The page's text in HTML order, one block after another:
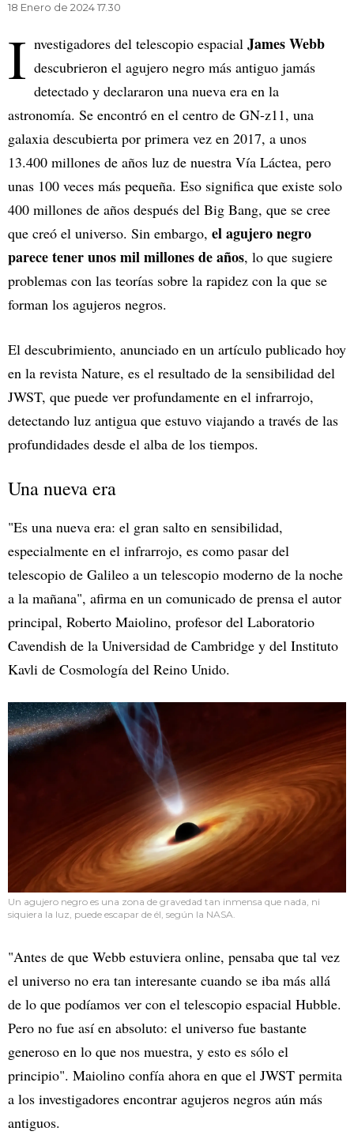
18 Enero de 2024 17.30
I nvestigadores del telescopio espacial James Webb
descubrieron el agujero negro más antiguo jamás
detectado y declararon una nueva era en la
astronomía. Se encontró en el centro de GN-z11, una
galaxia descubierta por primera vez en 2017, a unos
13.400 millones de años luz de nuestra Vía Láctea, pero
unas 100 veces más pequeña. Eso significa que existe solo
400 millones de años después del Big Bang, que se cree
que creó el universo. Sin embargo, el agujero negro
parece tener unos mil millones de años, lo que sugiere
problemas con las teorías sobre la rapidez con la que se
forman los agujeros negros.
El descubrimiento, anunciado en un artículo publicado hoy
en la revista Nature, es el resultado de la sensibilidad del
JWST, que puede ver profundamente en el infrarrojo,
detectando luz antigua que estuvo viajando a través de las
profundidades desde el alba de los tiempos.
Una nueva era
"Es una nueva era: el gran salto en sensibilidad,
especialmente en el infrarrojo, es como pasar del
telescopio de Galileo a un telescopio moderno de la noche
a la mañana", afirma en un comunicado de prensa el autor
principal, Roberto Maiolino, profesor del Laboratorio
Cavendish de la Universidad de Cambridge y del Instituto
Kavli de Cosmología del Reino Unido.
Un agujero negro es una zona de gravedad tan inmensa que nada, ni
siquiera la luz, puede escapar de él, según la NASA.
"Antes de que Webb estuviera online, pensaba que tal vez
el universo no era tan interesante cuando se iba más allá
de lo que podíamos ver con el telescopio espacial Hubble.
Pero no fue así en absoluto: el universo fue bastante
generoso en lo que nos muestra, y esto es sólo el
principio". Maiolino confía ahora en que el JWST permita
a los investigadores encontrar agujeros negros aún más
antiguos.